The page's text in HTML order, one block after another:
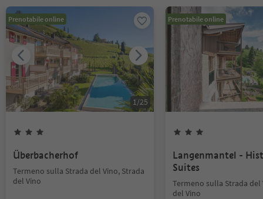
Prenotabile online
1/25
Überbacherhof
Termeno sulla Strada del Vino, Strada
del Vino
Prenotabile online
Langenmantel -
Suites
Termeno sulla Strada del
del Vino